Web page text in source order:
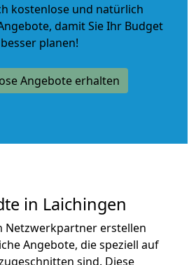
kostenlose und natürlich
, damit Sie Ihr Budget
besser planen!
Angebote erhalten
in Laichingen
Netzwerkpartner erstellen
Angebote, die speziell auf
sind. Diese